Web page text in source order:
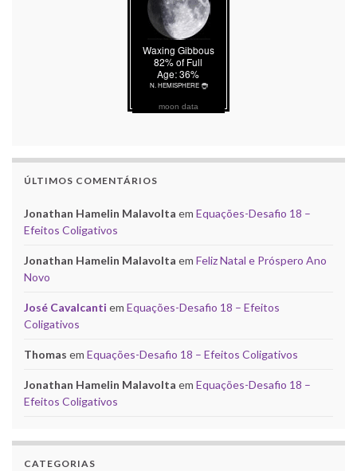
moon data
ÚLTIMOS COMENTÁRIOS
Jonathan Hamelin Malavolta em Equações-Desafio 18 –
Efeitos Coligativos
Jonathan Hamelin Malavolta em Feliz Natal e Próspero Ano
Novo
José Cavalcanti em Equações-Desafio 18 – Efeitos
Coligativos
Thomas em Equações-Desafio 18 – Efeitos Coligativos
Jonathan Hamelin Malavolta em Equações-Desafio 18 –
Efeitos Coligativos
CATEGORIAS